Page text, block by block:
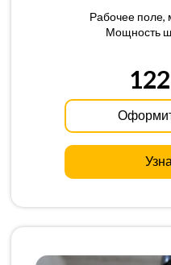
Рабочее
Мощность